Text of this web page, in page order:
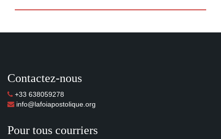
Contactez-nous
+33 638059278
info@lafoiapostolique.org
Pour tous courriers